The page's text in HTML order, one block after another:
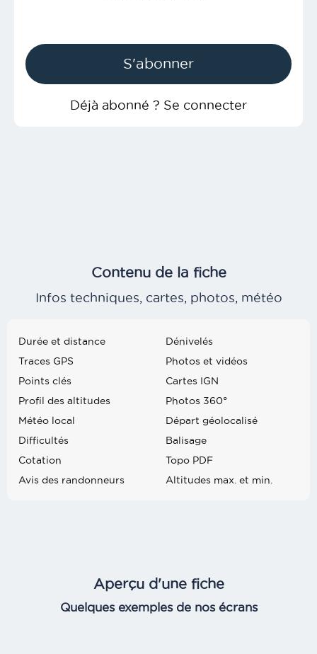
S'abonner
Déjà abonné ? Se connecter
Contenu de la fiche
Infos techniques, cartes, photos, météo
Durée et distance
Traces GPS
Points clés
Profil des altitudes
Météo local
Difficultés
Cotation
Avis des randonneurs
Dénivelés
Photos et vidéos
Cartes IGN
Photos 360°
Départ géolocalisé
Balisage
Topo PDF
Altitudes max. et min.
Aperçu d'une fiche
Quelques exemples de nos écrans